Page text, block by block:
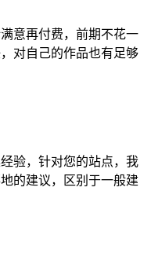
意再付费，前期不花一
对自己的作品也有足够
验，针对您的站点，我
的建议，区别于一般建